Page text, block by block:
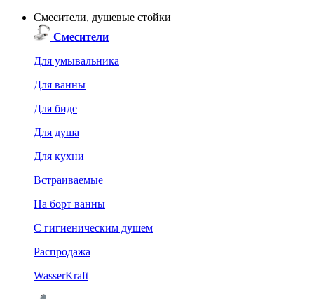
Смесители, душевые стойки
Смесители
Для умывальника
Для ванны
Для биде
Для душа
Для кухни
Встраиваемые
На борт ванны
C гигиеническим душем
Распродажа
WasserKraft